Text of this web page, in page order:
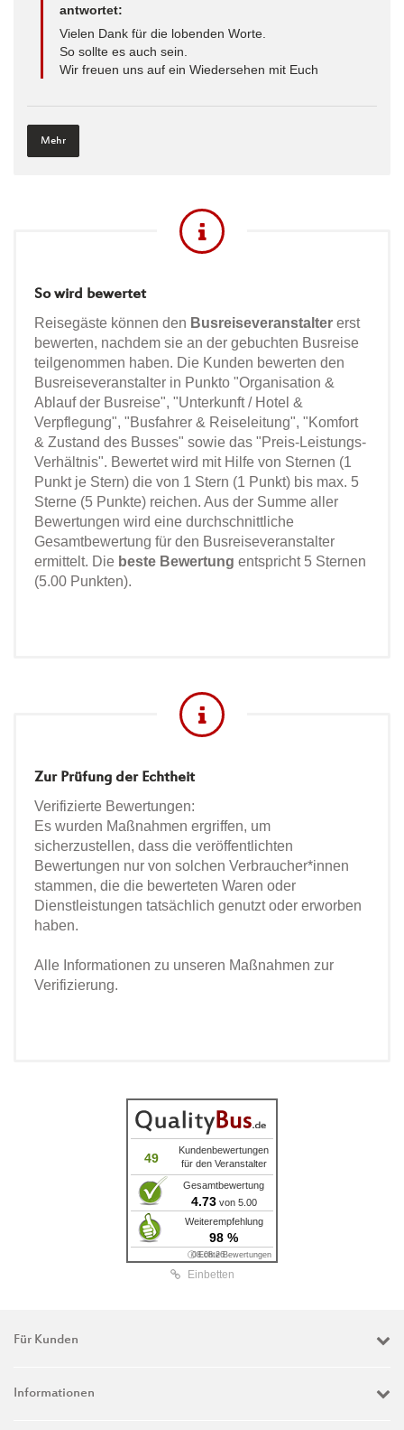
antwortet:
Vielen Dank für die lobenden Worte.
So sollte es auch sein.
Wir freuen uns auf ein Wiedersehen mit Euch
Mehr
So wird bewertet
Reisegäste können den Busreiseveranstalter erst
bewerten, nachdem sie an der gebuchten Busreise
teilgenommen haben. Die Kunden bewerten den
Busreiseveranstalter in Punkto "Organisation &
Ablauf der Busreise", "Unterkunft / Hotel &
Verpflegung", "Busfahrer & Reiseleitung", "Komfort
& Zustand des Busses" sowie das "Preis-Leistungs-
Verhältnis". Bewertet wird mit Hilfe von Sternen (1
Punkt je Stern) die von 1 Stern (1 Punkt) bis max. 5
Sterne (5 Punkte) reichen. Aus der Summe aller
Bewertungen wird eine durchschnittliche
Gesamtbewertung für den Busreiseveranstalter
ermittelt. Die beste Bewertung entspricht 5 Sternen
(5.00 Punkten).
Zur Prüfung der Echtheit
Verifizierte Bewertungen:
Es wurden Maßnahmen ergriffen, um
sicherzustellen, dass die veröffentlichten
Bewertungen nur von solchen Verbraucher*innen
stammen, die die bewerteten Waren oder
Dienstleistungen tatsächlich genutzt oder erworben
haben.
Alle Informationen zu unseren Maßnahmen zur
Verifizierung.
49
Kundenbewertungen
für den Veranstalter
Gesamtbewertung
4.73von 5.00
Weiterempfehlung
98 %
08.08.26
ⓘ Echte Bewertungen
Einbetten
Für Kunden
Informationen